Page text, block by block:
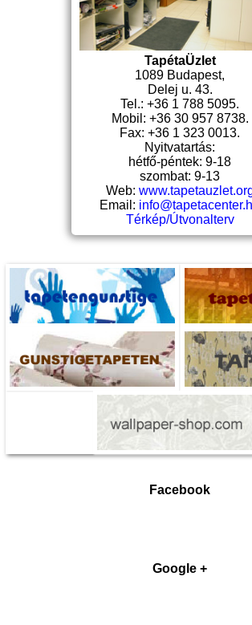
TapétaÜzlet
1089 Budapest,
Delej u. 43.
Tel.: +36 1 788 5095.
Mobil: +36 30 957 8738.
Fax: +36 1 323 0013.
Nyitvatartás:
hétfő-péntek: 9-18
szombat: 9-13
Web:
Email:
Térkép/Útvonalterv
Facebook
Google +